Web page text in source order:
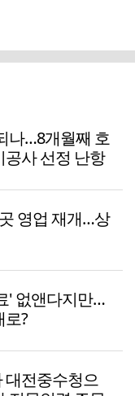
나…8개월째 호
공사 선정 난항
영업 재개…상
' 없앤다지만…
로?
대전중수청으